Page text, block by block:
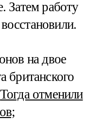
Затем работу
на двое
британского
Тогда отменили